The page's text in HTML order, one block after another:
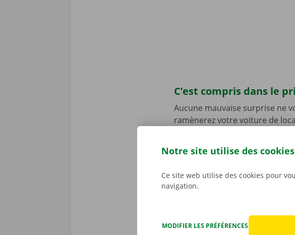
C’est compris dans le
Aucune mauvaise surprise ne
ramènerez votre voiture de
problème technique, vous
Notre site utilise des cookies
Ce site web utilise des cookies pour
navigation.
MODIFIER LES PRÉFÉRENCES